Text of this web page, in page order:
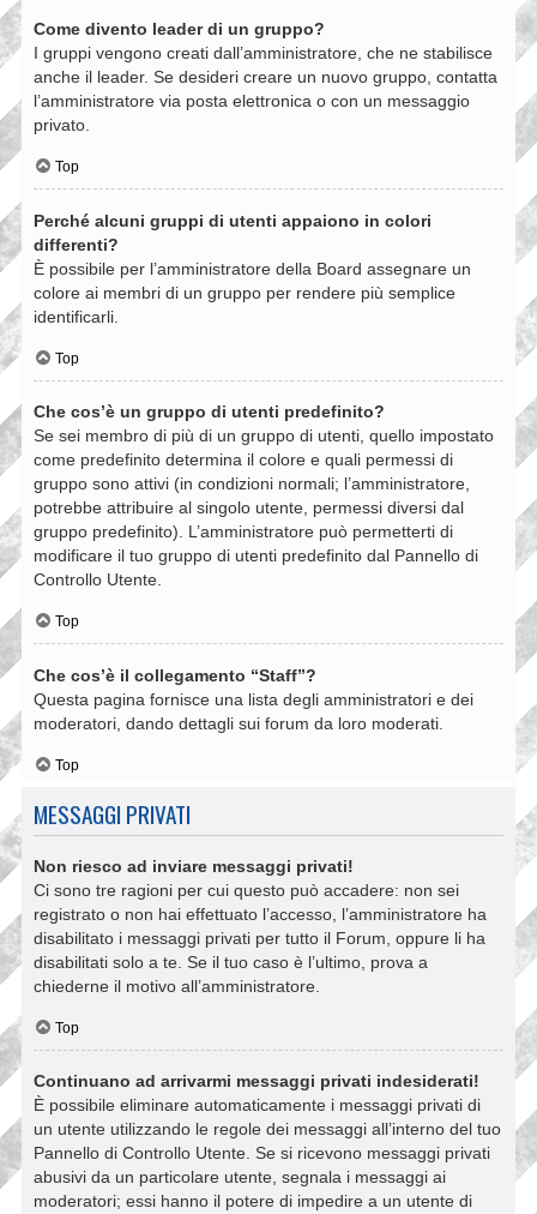
Come divento leader di un gruppo?
I gruppi vengono creati dall’amministratore, che ne stabilisce
anche il leader. Se desideri creare un nuovo gruppo, contatta
l’amministratore via posta elettronica o con un messaggio
privato.
Top
Perché alcuni gruppi di utenti appaiono in colori
differenti?
È possibile per l’amministratore della Board assegnare un
colore ai membri di un gruppo per rendere più semplice
identificarli.
Top
Che cos’è un gruppo di utenti predefinito?
Se sei membro di più di un gruppo di utenti, quello impostato
come predefinito determina il colore e quali permessi di
gruppo sono attivi (in condizioni normali; l’amministratore,
potrebbe attribuire al singolo utente, permessi diversi dal
gruppo predefinito). L’amministratore può permetterti di
modificare il tuo gruppo di utenti predefinito dal Pannello di
Controllo Utente.
Top
Che cos’è il collegamento “Staff”?
Questa pagina fornisce una lista degli amministratori e dei
moderatori, dando dettagli sui forum da loro moderati.
Top
MESSAGGI PRIVATI
Non riesco ad inviare messaggi privati!
Ci sono tre ragioni per cui questo può accadere: non sei
registrato o non hai effettuato l’accesso, l’amministratore ha
disabilitato i messaggi privati per tutto il Forum, oppure li ha
disabilitati solo a te. Se il tuo caso è l’ultimo, prova a
chiederne il motivo all’amministratore.
Top
Continuano ad arrivarmi messaggi privati indesiderati!
È possibile eliminare automaticamente i messaggi privati ​​di
un utente utilizzando le regole dei messaggi all’interno del tuo
Pannello di Controllo Utente. Se si ricevono messaggi privati ​​
abusivi da un particolare utente, segnala i messaggi ai
moderatori; essi hanno il potere di impedire a un utente di